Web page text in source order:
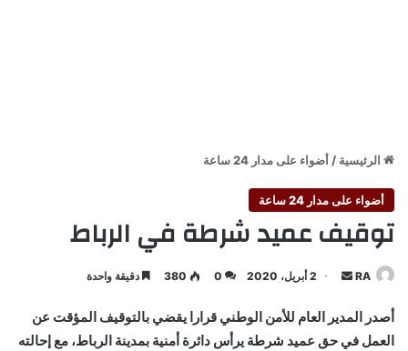
الرئيسية / أضواء على مدار 24 ساعة
أضواء على مدار 24 ساعة
توقيف عميد شرطة في الرباط
RA
أرسل
إلكترونيا
2 أبريل، 2020 0
380 دقيقة واحدة
أصدر المدير العام للأمن الوطني قرارا يقضي بالتوقيف المؤقت عن
العمل في حق عميد شرطة يرأس دائرة أمنية بمدينة الرباط، مع إحالته